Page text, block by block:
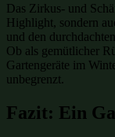
Das Zirkus- und
Highlight, sondern
und den
Ob als gemütlicher
Gartengeräte im
unbegrenzt.
Fazit: Ein